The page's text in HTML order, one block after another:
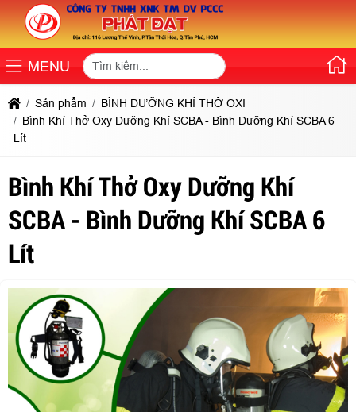
MENU
Sản phẩm
BÌNH DƯỠNG KHÍ THỞ OXI
Bình Khí Thở Oxy Dưỡng Khí SCBA - Bình Dưỡng Khí SCBA 6
Lít
Bình Khí Thở Oxy Dưỡng Khí
SCBA - Bình Dưỡng Khí SCBA 6
Lít